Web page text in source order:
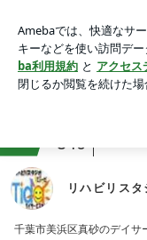
アプリをダウンロー
ょう。
540
リハビリス
千葉市美浜区真砂のデイサ